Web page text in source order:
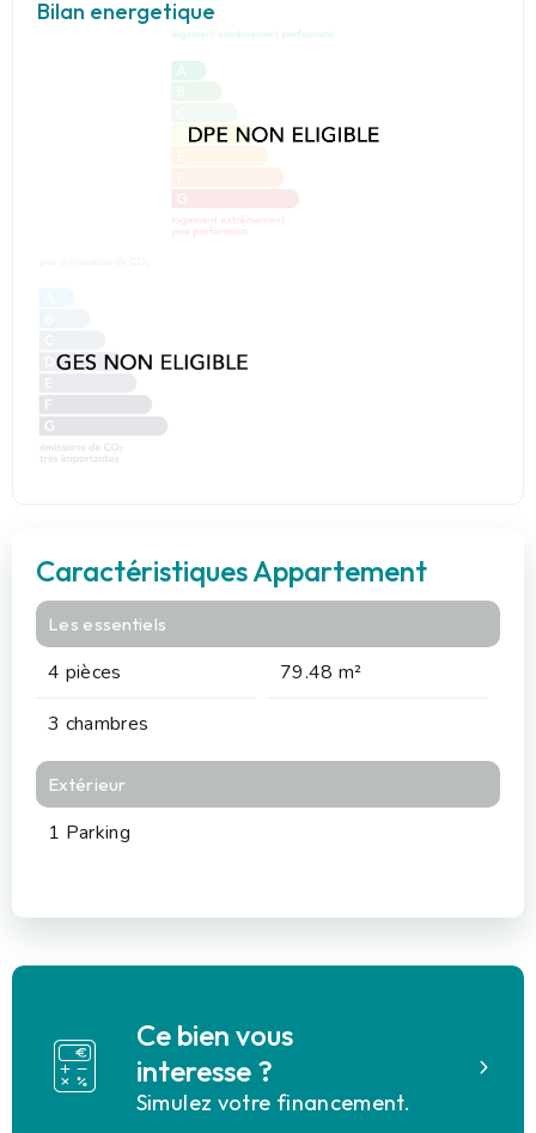
Bilan energetique
Caractéristiques Appartement
Les essentiels
4 pièces
79.48 m²
3 chambres
Extérieur
1 Parking
Ce bien vous
interesse ?
Simulez votre financement.